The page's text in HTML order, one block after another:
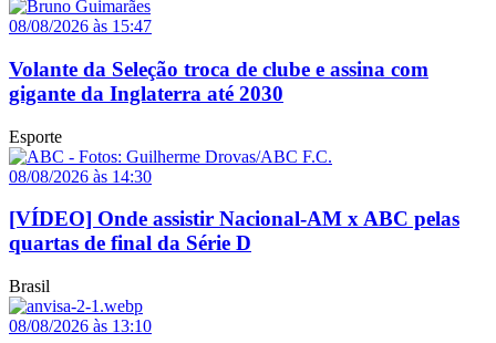
08/08/2026 às 15:47
Volante da Seleção troca de clube e assina com
gigante da Inglaterra até 2030
Esporte
08/08/2026 às 14:30
[VÍDEO] Onde assistir Nacional-AM x ABC pelas
quartas de final da Série D
Brasil
08/08/2026 às 13:10